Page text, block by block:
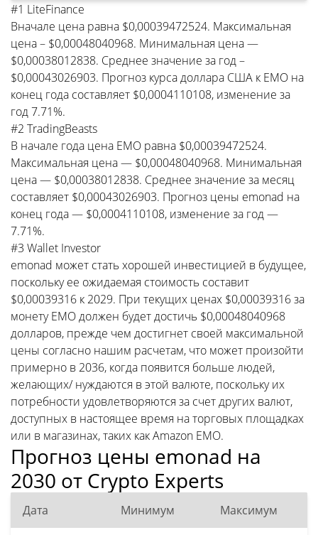
#1 LiteFinance
Вначале цена равна $0,00039472524. Максимальная
цена – $0,00048040968. Минимальная цена —
$0,00038012838. Среднее значение за год –
$0,00043026903. Прогноз курса доллара США к EMO на
конец года составляет $0,0004110108, изменение за
год 7.71%.
#2 TradingBeasts
В начале года цена EMO равна $0,00039472524.
Максимальная цена — $0,00048040968. Минимальная
цена — $0,00038012838. Среднее значение за месяц
составляет $0,00043026903. Прогноз цены emonad на
конец года — $0,0004110108, изменение за год —
7.71%.
#3 Wallet Investor
emonad может стать хорошей инвестицией в будущее,
поскольку ее ожидаемая стоимость составит
$0,00039316 к 2029. При текущих ценах $0,00039316 за
монету EMO должен будет достичь $0,00048040968
долларов, прежде чем достигнет своей максимальной
цены согласно нашим расчетам, что может произойти
примерно в 2036, когда появится больше людей,
желающих/ нуждаются в этой валюте, поскольку их
потребности удовлетворяются за счет других валют,
доступных в настоящее время на торговых площадках
или в магазинах, таких как Amazon EMO.
Прогноз цены emonad на
2030 от Crypto Experts
Дата Минимум Максимум